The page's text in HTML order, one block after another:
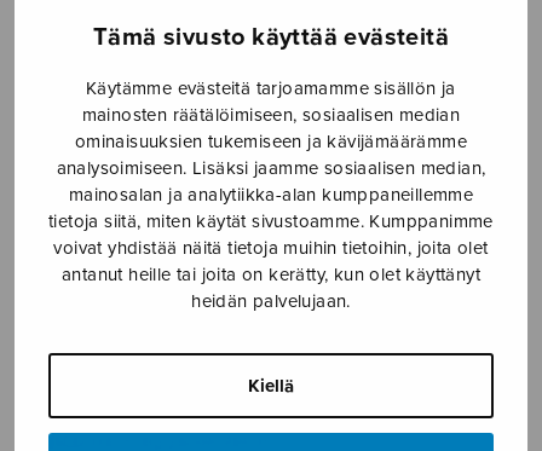
Tämä sivusto käyttää evästeitä
Käytämme evästeitä tarjoamamme sisällön ja
mainosten räätälöimiseen, sosiaalisen median
ominaisuuksien tukemiseen ja kävijämäärämme
analysoimiseen. Lisäksi jaamme sosiaalisen median,
mainosalan ja analytiikka-alan kumppaneillemme
tietoja siitä, miten käytät sivustoamme. Kumppanimme
voivat yhdistää näitä tietoja muihin tietoihin, joita olet
antanut heille tai joita on kerätty, kun olet käyttänyt
heidän palvelujaan.
Kiellä
Neljä laulua Aaro Hellaakosken runoihin
Neljä laulua Aaro
Hellaakosken runoihin
4.10.2017